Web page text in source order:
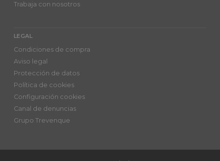
Trabaja con nosotros
LEGAL
Condiciones de compra
Aviso legal
Protección de datos
Política de cookies
Configuración cookies
Canal de denuncias
Grupo Trevenque